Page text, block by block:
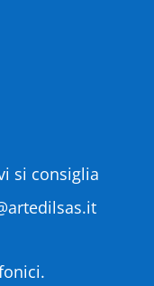
si consiglia